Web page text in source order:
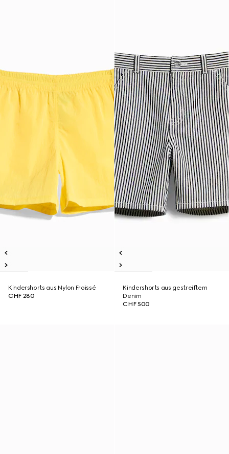
Kindershorts aus Nylon Froissé
CHF 280
Kindershorts aus gestreiftem
Denim
CHF 500